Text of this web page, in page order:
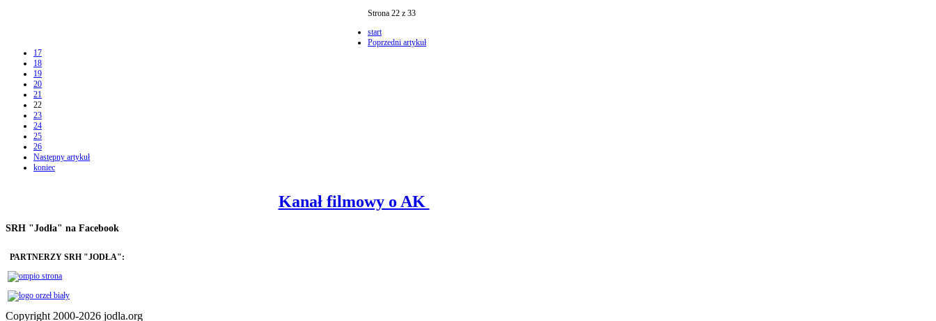
Strona 22 z 33
start
Poprzedni artykuł
17
18
19
20
21
22
23
24
25
26
Następny artykuł
koniec
Kanał filmowy o AK
SRH "Jodła" na Facebook
PARTNERZY SRH "JODŁA":
Copyright 2000-2026 jodla.org